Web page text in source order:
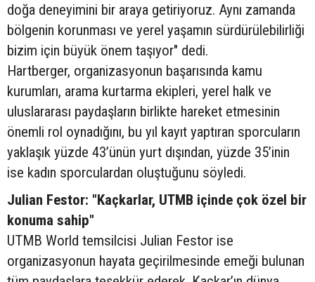
doğa deneyimini bir araya getiriyoruz. Aynı zamanda
bölgenin korunması ve yerel yaşamın sürdürülebilirliği
bizim için büyük önem taşıyor" dedi.
Hartberger, organizasyonun başarısında kamu
kurumları, arama kurtarma ekipleri, yerel halk ve
uluslararası paydaşların birlikte hareket etmesinin
önemli rol oynadığını, bu yıl kayıt yaptıran sporcuların
yaklaşık yüzde 43’ünün yurt dışından, yüzde 35’inin
ise kadın sporculardan oluştuğunu söyledi.
Julian Festor: "Kaçkarlar, UTMB içinde çok özel bir
konuma sahip"
UTMB World temsilcisi Julian Festor ise
organizasyonun hayata geçirilmesinde emeği bulunan